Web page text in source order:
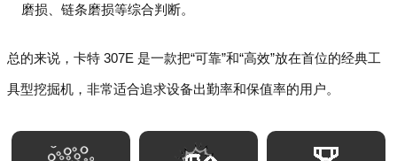
磨损、链条磨损等综合判断。
总的来说，卡特 307E 是一款把“可靠”和“高效”放在首位的经典工
具型挖掘机，非常适合追求设备出勤率和保值率的用户。